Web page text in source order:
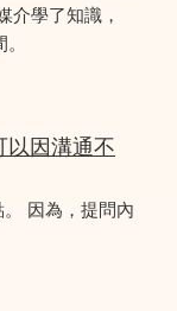
介學了知識，
以因溝通不
因為，提問內